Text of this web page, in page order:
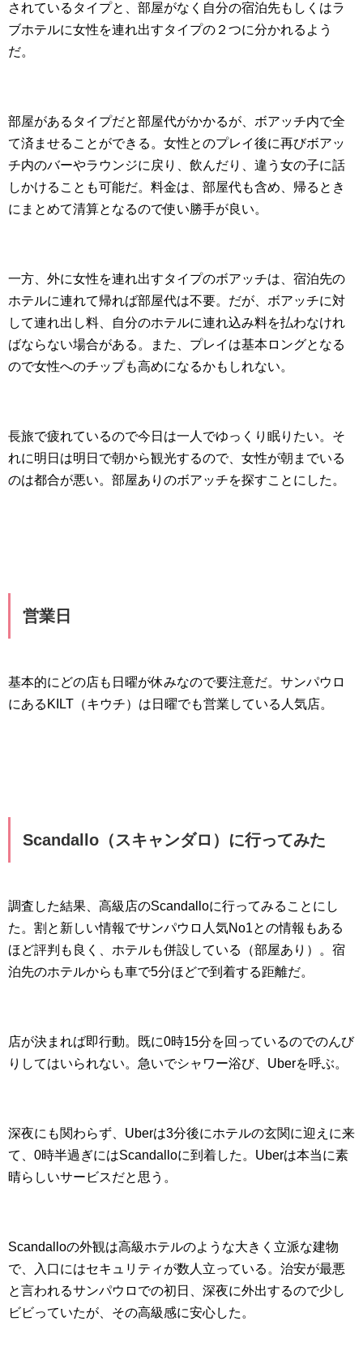
されているタイプと、部屋がなく自分の宿泊先もしくはラ
ブホテルに女性を連れ出すタイプの２つに分かれるよう
だ。
部屋があるタイプだと部屋代がかかるが、ボアッチ内で全
て済ませることができる。女性とのプレイ後に再びボアッ
チ内のバーやラウンジに戻り、飲んだり、違う女の子に話
しかけることも可能だ。料金は、部屋代も含め、帰るとき
にまとめて清算となるので使い勝手が良い。
一方、外に女性を連れ出すタイプのボアッチは、宿泊先の
ホテルに連れて帰れば部屋代は不要。だが、ボアッチに対
して連れ出し料、自分のホテルに連れ込み料を払わなけれ
ばならない場合がある。また、プレイは基本ロングとなる
ので女性へのチップも高めになるかもしれない。
長旅で疲れているので今日は一人でゆっくり眠りたい。そ
れに明日は明日で朝から観光するので、女性が朝までいる
のは都合が悪い。部屋ありのボアッチを探すことにした。
営業日
基本的にどの店も日曜が休みなので要注意だ。サンパウロ
にあるKILT（キウチ）は日曜でも営業している人気店。
Scandallo（スキャンダロ）に行ってみた
調査した結果、高級店のScandalloに行ってみることにし
た。割と新しい情報でサンパウロ人気No1との情報もある
ほど評判も良く、ホテルも併設している（部屋あり）。宿
泊先のホテルからも車で5分ほどで到着する距離だ。
店が決まれば即行動。既に0時15分を回っているのでのんび
りしてはいられない。急いでシャワー浴び、Uberを呼ぶ。
深夜にも関わらず、Uberは3分後にホテルの玄関に迎えに来
て、0時半過ぎにはScandalloに到着した。Uberは本当に素
晴らしいサービスだと思う。
Scandalloの外観は高級ホテルのような大きく立派な建物
で、入口にはセキュリティが数人立っている。治安が最悪
と言われるサンパウロでの初日、深夜に外出するので少し
ビビっていたが、その高級感に安心した。